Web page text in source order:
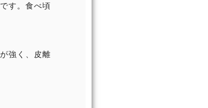
す。食べ頃
強く、皮離